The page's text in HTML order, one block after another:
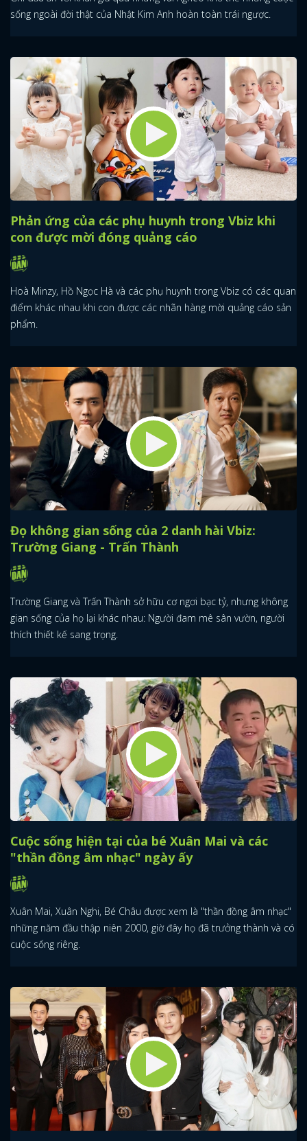
sống ngoài đời thật của Nhật Kim Anh hoàn toàn trái ngược.
Phản ứng của các phụ huynh trong Vbiz khi
con được mời đóng quảng cáo
Hoà Minzy, Hồ Ngọc Hà và các phụ huynh trong Vbiz có các quan
điểm khác nhau khi con được các nhãn hàng mời quảng cáo sản
phẩm.
Đọ không gian sống của 2 danh hài Vbiz:
Trường Giang - Trấn Thành
Trường Giang và Trấn Thành sở hữu cơ ngơi bạc tỷ, nhưng không
gian sống của họ lại khác nhau: Người đam mê sân vườn, người
thích thiết kế sang trọng.
Cuộc sống hiện tại của bé Xuân Mai và các
"thần đồng âm nhạc" ngày ấy
Xuân Mai, Xuân Nghi, Bé Châu được xem là "thần đồng âm nhạc"
những năm đầu thập niên 2000, giờ đây họ đã trưởng thành và có
cuộc sống riêng.